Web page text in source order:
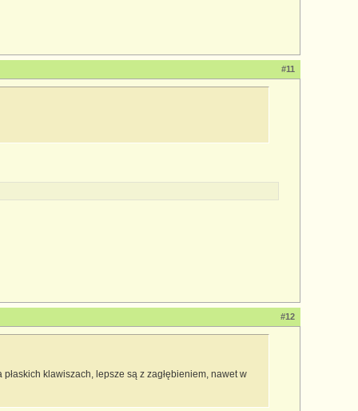
#11
#12
klawiszach, lepsze są z zagłębieniem, nawet w